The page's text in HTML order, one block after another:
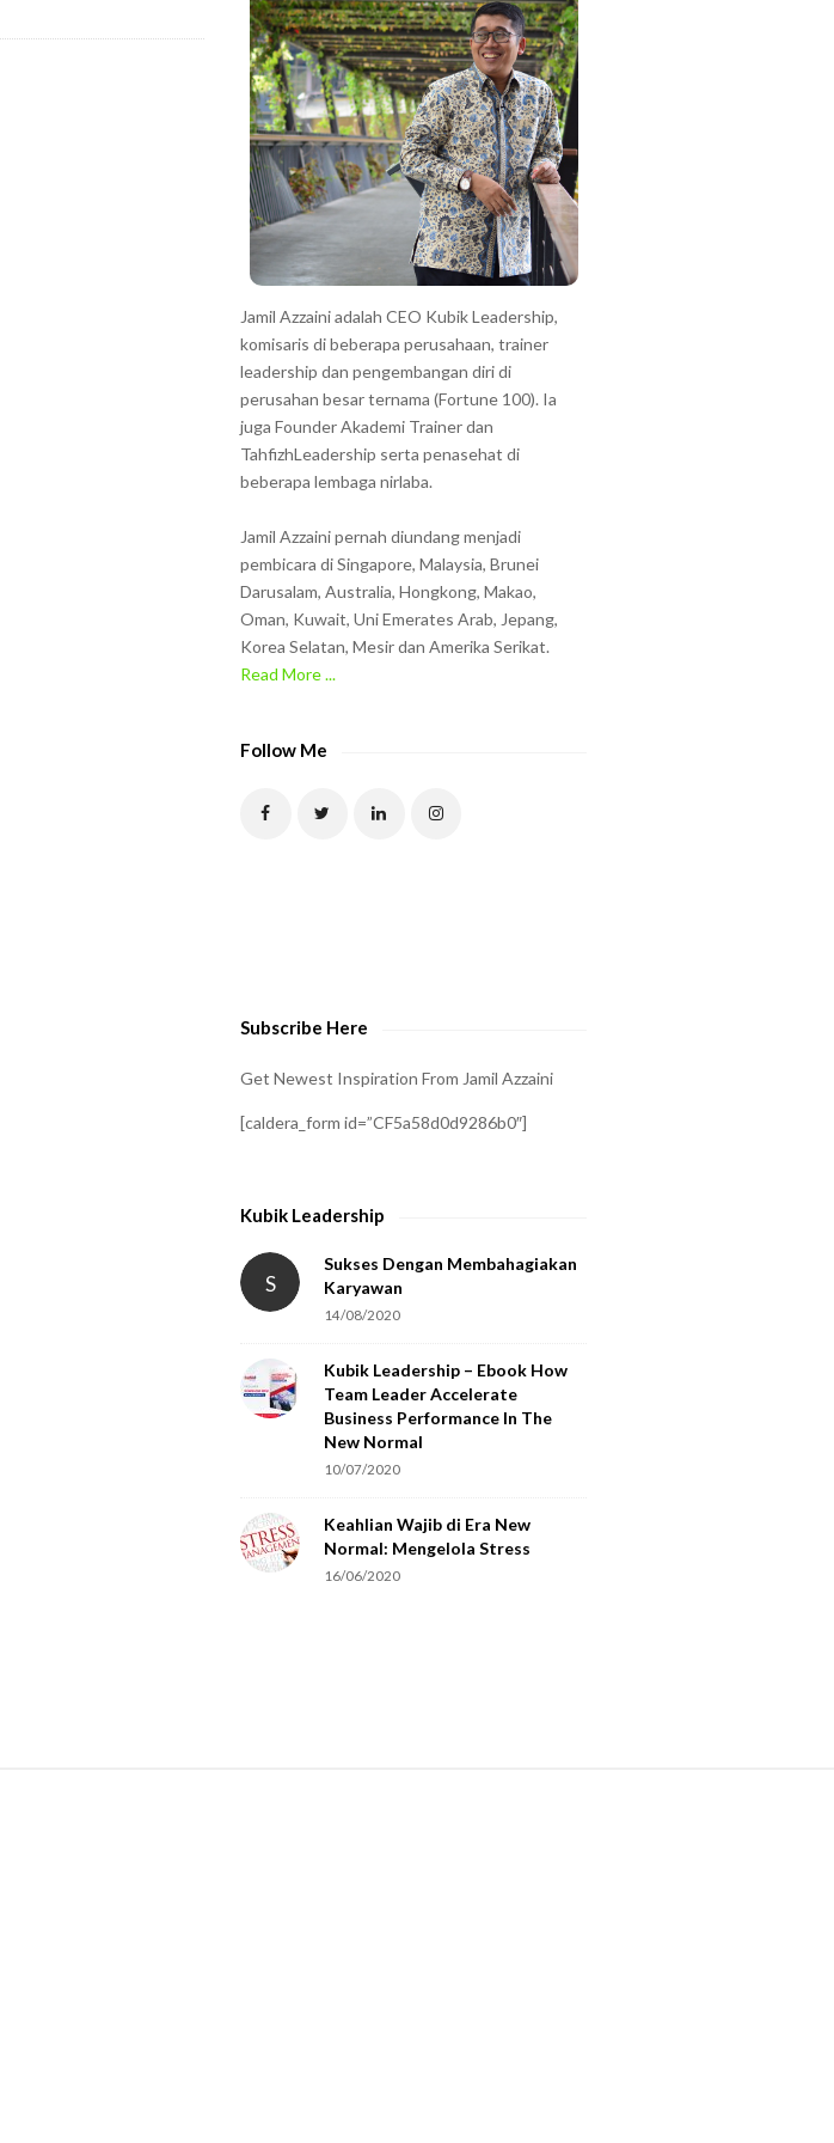
Jamil Azzaini adalah CEO Kubik Leadership,
komisaris di beberapa perusahaan, trainer
leadership dan pengembangan diri di
perusahan besar ternama (Fortune 100). Ia
juga Founder Akademi Trainer dan
TahfizhLeadership serta penasehat di
beberapa lembaga nirlaba.
Jamil Azzaini pernah diundang menjadi
pembicara di Singapore, Malaysia, Brunei
Darusalam, Australia, Hongkong, Makao,
Oman, Kuwait, Uni Emerates Arab, Jepang,
Korea Selatan, Mesir dan Amerika Serikat.
Read More ...
Follow Me
Subscribe Here
Get Newest Inspiration From Jamil Azzaini
[caldera_form id=”CF5a58d0d9286b0″]
Kubik Leadership
S
Sukses Dengan Membahagiakan
Karyawan
14/08/2020
Kubik Leadership – Ebook How
Team Leader Accelerate
Business Performance In The
New Normal
10/07/2020
Keahlian Wajib di Era New
Normal: Mengelola Stress
16/06/2020